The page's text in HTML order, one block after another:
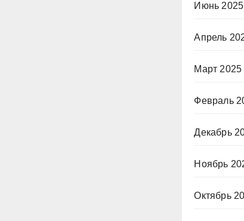
Июнь 2025
Апрель
Март 2025
Февраль
Декабрь
Ноябрь
Октябрь